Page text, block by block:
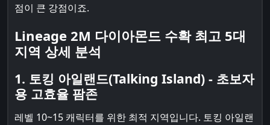
점이 큰 강점이죠.
Lineage 2M 다이아몬드 수확 최고 5대
지역 상세 분석
1. 토킹 아일랜드(Talking Island) - 초보자
용 고효율 팜존
레벨 10~15 캐릭터를 위한 최적 지역입니다. 토킹 아일랜